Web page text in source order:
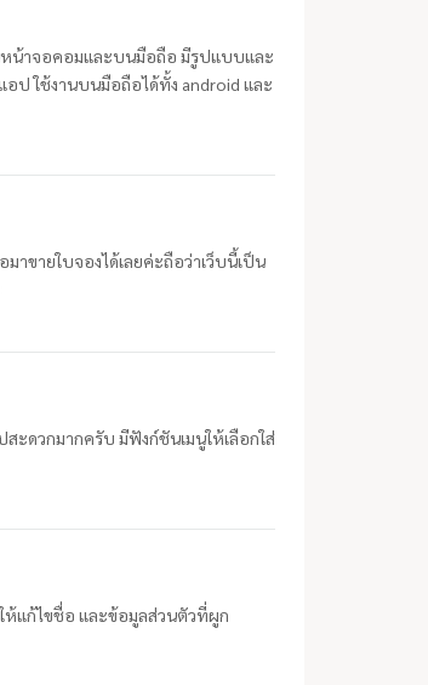
นหน้าจอคอมและบนมือถือ มีรูปแบบและ
ป ใช้งานบนมือถือได้ทั้ง android และ
าขายใบจองได้เลยค่ะถือว่าเว็บนี้เป็น
ะดวกมากครับ มีฟังก์ชันเมนูให้เลือกใส่
ห้แก้ไขชื่อ และข้อมูลส่วนตัวที่ผูก